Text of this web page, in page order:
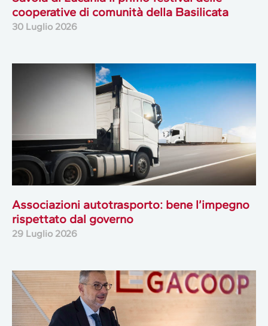
cooperative di comunità della Basilicata
30 Luglio 2026
Associazioni autotrasporto: bene l’impegno
rispettato dal governo
29 Luglio 2026